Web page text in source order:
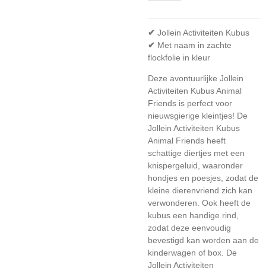
✔ Jollein Activiteiten Kubus
✔ Met naam in zachte
flockfolie in kleur
Deze avontuurlijke Jollein
Activiteiten Kubus Animal
Friends is perfect voor
nieuwsgierige kleintjes! De
Jollein Activiteiten Kubus
Animal Friends heeft
schattige diertjes met een
knispergeluid, waaronder
hondjes en poesjes, zodat de
kleine dierenvriend zich kan
verwonderen. Ook heeft de
kubus een handige rind,
zodat deze eenvoudig
bevestigd kan worden aan de
kinderwagen of box. De
Jollein Activiteiten